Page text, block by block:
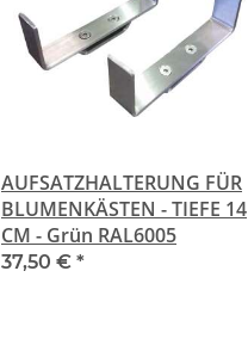
AUFSATZHALTERUNG FÜR
BLUMENKÄSTEN - TIEFE 14
CM - Grün RAL6005
37,50 € *